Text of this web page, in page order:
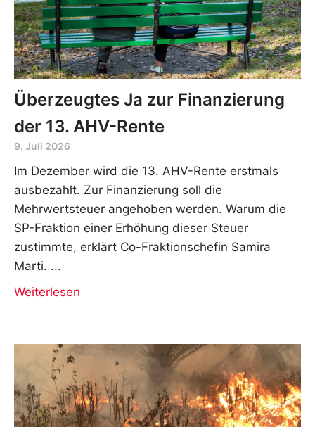
Überzeugtes Ja zur Finanzierung
der 13. AHV-Rente
9. Juli 2026
Im Dezember wird die 13. AHV-Rente erstmals
ausbezahlt. Zur Finanzierung soll die
Mehrwertsteuer angehoben werden. Warum die
SP-Fraktion einer Erhöhung dieser Steuer
zustimmte, erklärt Co-Fraktionschefin Samira
Marti.
Weiterlesen